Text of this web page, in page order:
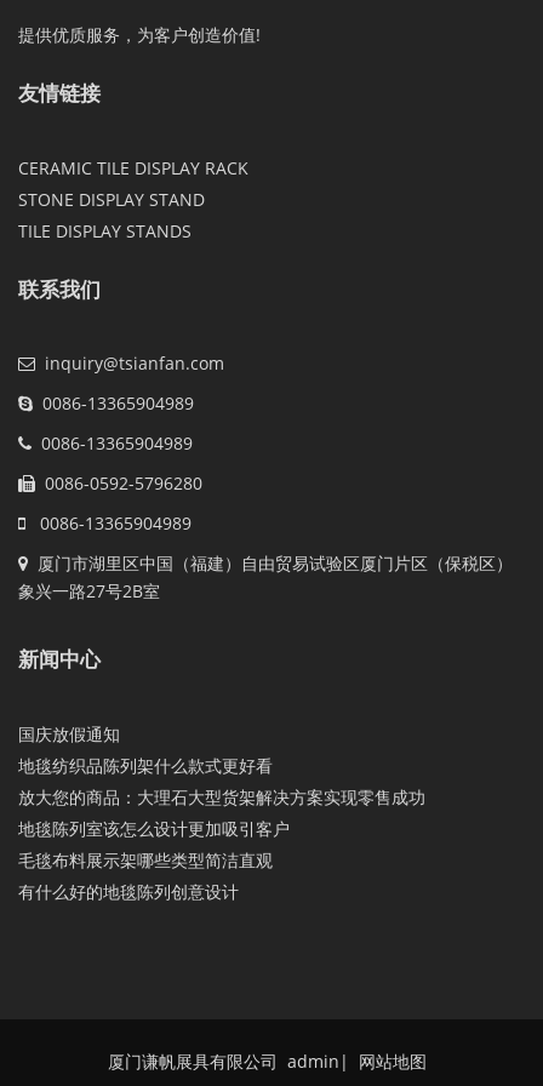
提供优质服务，为客户创造价值!
友情链接
CERAMIC TILE DISPLAY RACK
STONE DISPLAY STAND
TILE DISPLAY STANDS
联系我们
inquiry@tsianfan.com
0086-13365904989
0086-13365904989
0086-0592-5796280
0086-13365904989
厦门市湖里区中国（福建）自由贸易试验区厦门片区（保税区）
象兴一路27号2B室
新闻中心
国庆放假通知
地毯纺织品陈列架什么款式更好看
放大您的商品：大理石大型货架解决方案实现零售成功
地毯陈列室该怎么设计更加吸引客户
毛毯布料展示架哪些类型简洁直观
有什么好的地毯陈列创意设计
厦门谦帆展具有限公司 admin | 网站地图